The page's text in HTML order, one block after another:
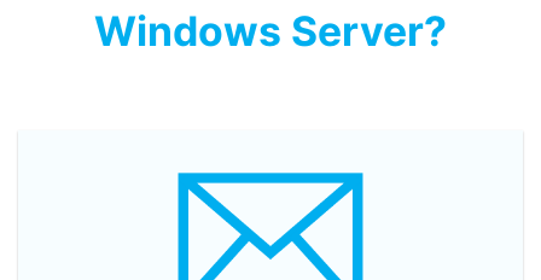
Windows Server?